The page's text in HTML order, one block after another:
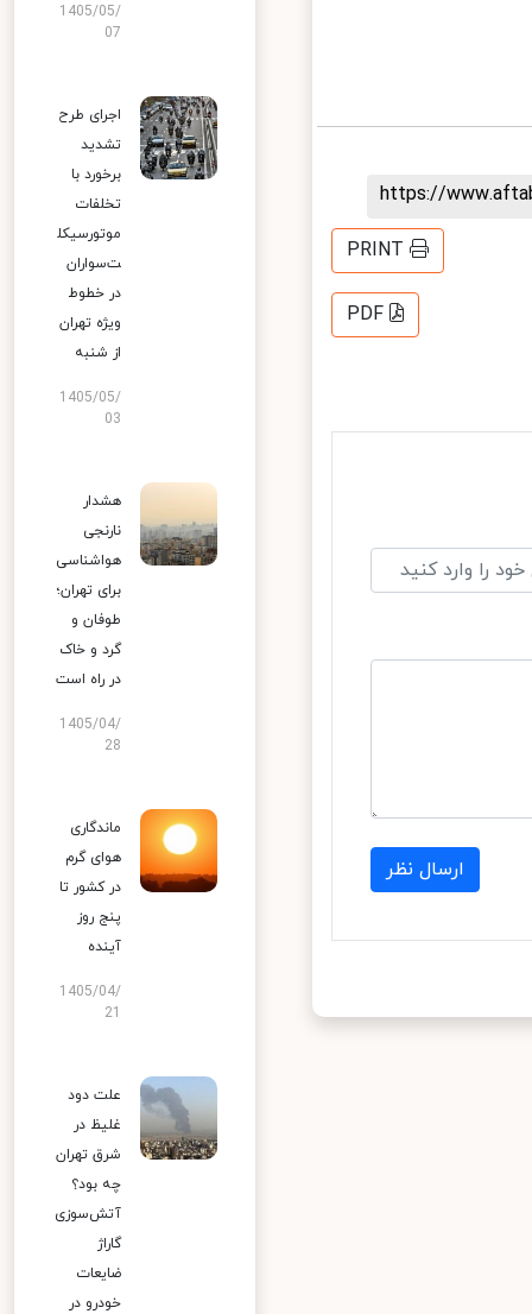
https://
PRINT
PDF
ارسال نظر
1405/05/
07
اجرای طرح
تشدید
برخورد با
تخلفات
موتورسیکل
ت‌سواران
در خطوط
ویژه تهران
از شنبه
1405/05/
03
هشدار
نارنجی
هواشناسی
برای تهران؛
طوفان و
گرد و خاک
در راه است
1405/04/
28
ماندگاری
هوای گرم
در کشور تا
پنج روز
آینده
1405/04/
علت دود
غلیظ در
شرق تهران
چه بود؟
آتش‌سوزی
گاراژ
ضایعات
خودرو در